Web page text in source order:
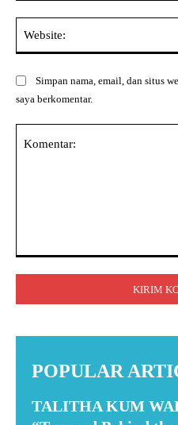
Simpan nama, email, dan situs
saya berkomentar.
POPULAR
TALITHA KUM